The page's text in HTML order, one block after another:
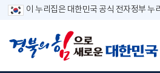
이 누리집은 대한민국 공식 전자정부 누